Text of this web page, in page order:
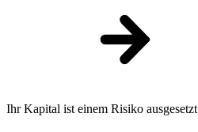
Ihr Kapital ist einem Risiko ausgesetzt